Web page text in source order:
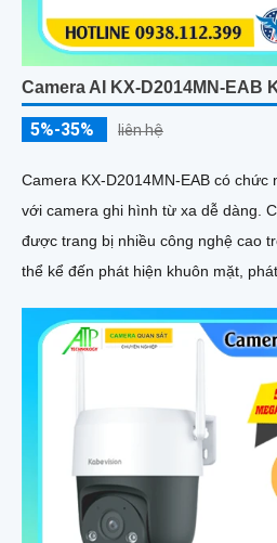
Camera AI KX-D2014MN-EAB
5%-35% liên hệ
Camera KX-D2014MN-EAB có chức
với camera ghi hình từ xa dễ dàng. Cấp nguồn qua dây mạng
được trang bị nhiều công nghệ cao
thể kể đến phát hiện khuôn mặt,